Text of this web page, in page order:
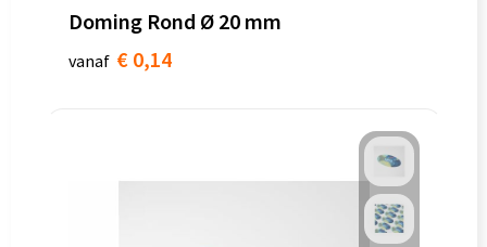
Doming Rond Ø 20 mm
vanaf € 0,14